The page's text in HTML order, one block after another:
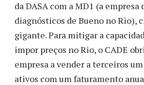
da DASA com a MD1 (a empresa
diagnósticos de Bueno no Rio),
gigante. Para mitigar a
impor preços no Rio, o CADE
empresa a vender a terceiros
ativos com um faturamento